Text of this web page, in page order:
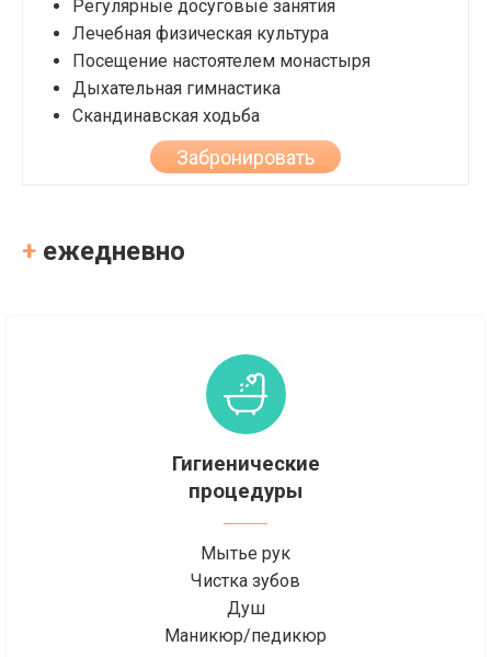
Регулярные досуговые занятия
Лечебная физическая культура
Посещение настоятелем монастыря
Дыхательная гимнастика
Скандинавская ходьба
Забронировать
+ ежедневно
Гигиенические
процедуры
Мытье рук
Чистка зубов
Душ
Маникюр/педикюр